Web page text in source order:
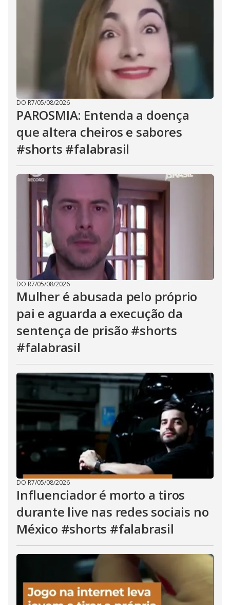
DO R7/05/08/2026
PAROSMIA: Entenda a doença
que altera cheiros e sabores
#shorts #falabrasil
DO R7/05/08/2026
Mulher é abusada pelo próprio
pai e aguarda a execução da
sentença de prisão #shorts
#falabrasil
DO R7/05/08/2026
Influenciador é morto a tiros
durante live nas redes sociais no
México #shorts #falabrasil